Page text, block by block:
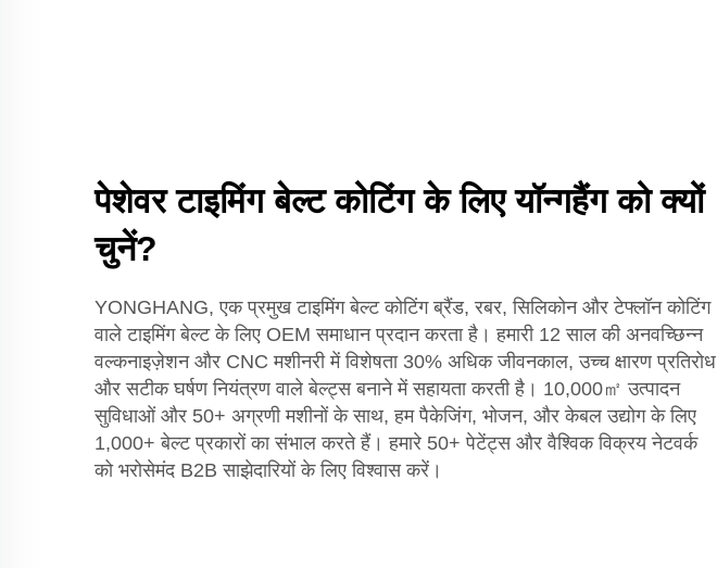
पेशेवर टाइमिंग बेल्ट कोटिंग के लिए यॉन्गहैंग को क्यों
चुनें?
YONGHANG, एक प्रमुख टाइमिंग बेल्ट कोटिंग ब्रैंड, रबर, सिलिकोन और टेफ्लॉन कोटिंग
वाले टाइमिंग बेल्ट के लिए OEM समाधान प्रदान करता है। हमारी 12 साल की अनवच्छिन्न
वल्कनाइज़ेशन और CNC मशीनरी में विशेषता 30% अधिक जीवनकाल, उच्च क्षारण प्रतिरोध
और सटीक घर्षण नियंत्रण वाले बेल्ट्स बनाने में सहायता करती है। 10,000㎡ उत्पादन
सुविधाओं और 50+ अग्रणी मशीनों के साथ, हम पैकेजिंग, भोजन, और केबल उद्योग के लिए
1,000+ बेल्ट प्रकारों का संभाल करते हैं। हमारे 50+ पेटेंट्स और वैश्विक विक्रय नेटवर्क
को भरोसेमंद B2B साझेदारियों के लिए विश्वास करें।